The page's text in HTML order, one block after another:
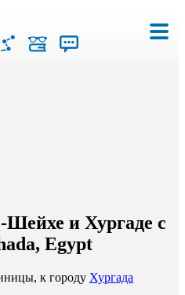
и Хургаде с
Egypt
к городу Хургада